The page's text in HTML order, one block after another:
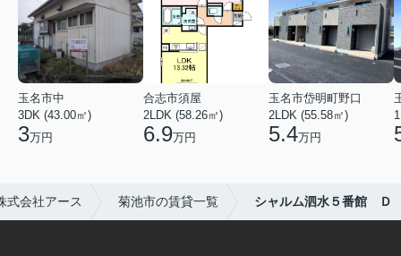
玉名市中
3DK (43.00㎡)
3万円
合志市須屋
2LDK (58.26㎡)
6.9万円
玉名市岱明町野口
2LDK (55.58㎡)
5.4万円
式会社アース 菊池市の賃貸一覧 シャルム泗水５番館 Ｄ